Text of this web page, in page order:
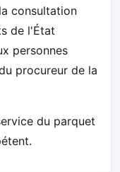
consultation
de l'État
personnes
procureur de la
du parquet